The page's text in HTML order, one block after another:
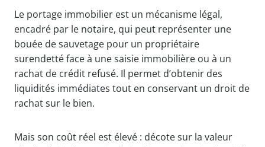
Le portage immobilier est un mécanisme légal,
encadré par le notaire, qui peut représenter une
bouée de sauvetage pour un propriétaire
surendetté face à une saisie immobilière ou à un
rachat de crédit refusé. Il permet d’obtenir des
liquidités immédiates tout en conservant un droit de
rachat sur le bien.
Mais son coût réel est élevé : décote sur la valeur